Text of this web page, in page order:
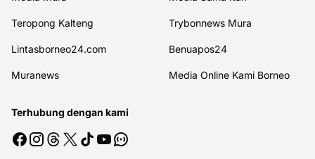
Teropong Kalteng Trybonnews Mura
Lintasborneo24.com Benuapos24
Muranews Media Online Kami Borneo
Terhubung dengan kami